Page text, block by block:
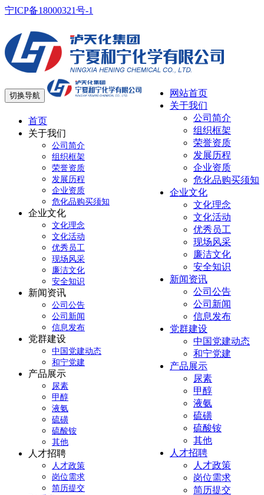
宁ICP备18000321号-1
网站首页
关于我们
公司简介
组织框架
荣誉资质
发展历程
企业资质
危化品购买须知
企业文化
文化理念
文化活动
优秀员工
现场风采
廉洁文化
安全知识
新闻资讯
公司公告
公司新闻
信息发布
党群建设
中国党建动态
和宁党建
产品展示
尿素
甲醇
液氨
硫磺
硫酸铵
其他
人才招聘
人才政策
岗位需求
简历提交
切换导航
首页
关于我们
公司简介
组织框架
荣誉资质
发展历程
企业资质
危化品购买须知
企业文化
文化理念
文化活动
优秀员工
现场风采
廉洁文化
安全知识
新闻资讯
公司公告
公司新闻
信息发布
党群建设
中国党建动态
和宁党建
产品展示
尿素
甲醇
液氨
硫磺
硫酸铵
其他
人才招聘
人才政策
岗位需求
简历提交